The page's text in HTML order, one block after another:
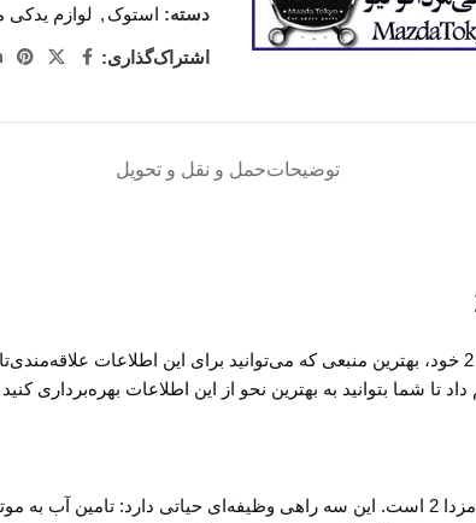
دسته: استوک , لوازم یدکی
اشتراک‌گذاری:
توضیحاتحمل و نقل و تحویل
در جستجوی اطلاعات برای سه راهی آب مزدا 2 و هوزینگ آب مزدا 2 خود، بهترین منبعی که
سه راهی آب مزدا 2، یکی از اجزای بسیار مهم در سیستم خودروی مزدا 2 است. این سه